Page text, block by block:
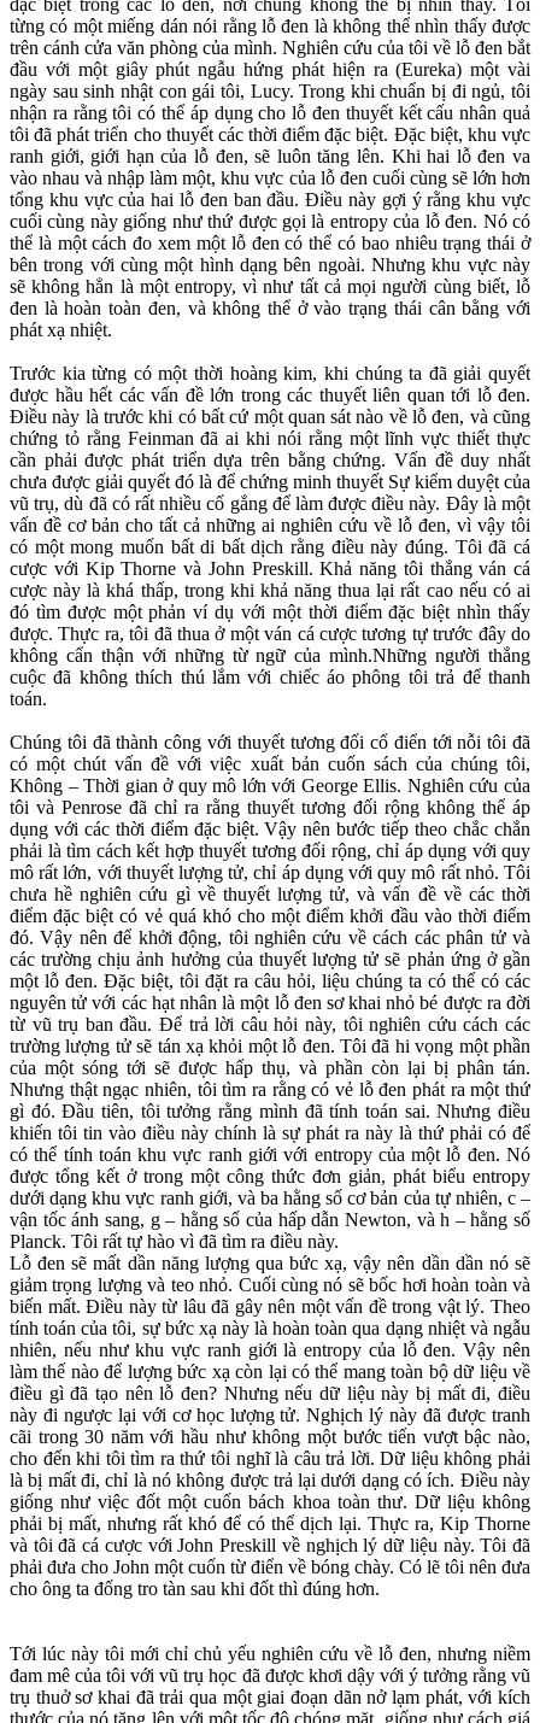
đặc biệt trong các lỗ đen, nơi chúng không thể bị nhìn thấy. Tôi
từng có một miếng dán nói rằng lỗ đen là không thể nhìn thấy được
trên cánh cửa văn phòng của mình. Nghiên cứu của tôi về lỗ đen bắt
đầu với một giây phút ngẫu hứng phát hiện ra (Eureka) một vài
ngày sau sinh nhật con gái tôi, Lucy. Trong khi chuẩn bị đi ngủ, tôi
nhận ra rằng tôi có thể áp dụng cho lỗ đen thuyết kết cấu nhân quả
tôi đã phát triển cho thuyết các thời điểm đặc biệt. Đặc biệt, khu vực
ranh giới, giới hạn của lỗ đen, sẽ luôn tăng lên. Khi hai lỗ đen va
vào nhau và nhập làm một, khu vực của lỗ đen cuối cùng sẽ lớn hơn
tổng khu vực của hai lỗ đen ban đầu. Điều này gợi ý rằng khu vực
cuối cùng này giống như thứ được gọi là entropy của lỗ đen. Nó có
thể là một cách đo xem một lỗ đen có thể có bao nhiêu trạng thái ở
bên trong với cùng một hình dạng bên ngoài. Nhưng khu vực này
sẽ không hẳn là một entropy, vì như tất cả mọi người cùng biết, lỗ
đen là hoàn toàn đen, và không thể ở vào trạng thái cân bằng với
phát xạ nhiệt.
Trước kia từng có một thời hoàng kim, khi chúng ta đã giải quyết
được hầu hết các vấn đề lớn trong các thuyết liên quan tới lỗ đen.
Điều này là trước khi có bất cứ một quan sát nào về lỗ đen, và cũng
chứng tỏ rằng Feinman đã ai khi nói rằng một lĩnh vực thiết thực
cần phải được phát triển dựa trên bằng chứng. Vấn đề duy nhất
chưa được giải quyết đó là để chứng minh thuyết Sự kiểm duyệt của
vũ trụ, dù đã có rất nhiều cố gắng để làm được điều này. Đây là một
vấn đề cơ bản cho tất cả những ai nghiên cứu về lỗ đen, vì vậy tôi
có một mong muốn bất di bất dịch rằng điều này đúng. Tôi đã cá
cược với Kip Thorne và John Preskill. Khả năng tôi thắng ván cá
cược này là khá thấp, trong khi khả năng thua lại rất cao nếu có ai
đó tìm được một phản ví dụ với một thời điểm đặc biệt nhìn thấy
được. Thực ra, tôi đã thua ở một ván cá cược tương tự trước đây do
không cẩn thận với những từ ngữ của mình.Những người thắng
cuộc đã không thích thú lắm với chiếc áo phông tôi trả để thanh
toán.
Chúng tôi đã thành công với thuyết tương đối cổ điển tới nỗi tôi đã
có một chút vấn đề với việc xuất bản cuốn sách của chúng tôi,
Không – Thời gian ở quy mô lớn với George Ellis. Nghiên cứu của
tôi và Penrose đã chỉ ra rằng thuyết tương đối rộng không thể áp
dụng với các thời điểm đặc biệt. Vậy nên bước tiếp theo chắc chắn
phải là tìm cách kết hợp thuyết tương đối rộng, chỉ áp dụng với quy
mô rất lớn, với thuyết lượng tử, chỉ áp dụng với quy mô rất nhỏ. Tôi
chưa hề nghiên cứu gì về thuyết lượng tử, và vấn đề về các thời
điểm đặc biệt có vẻ quá khó cho một điểm khởi đầu vào thời điểm
đó. Vậy nên để khởi động, tôi nghiên cứu về cách các phân tử và
các trường chịu ảnh hưởng của thuyết lượng tử sẽ phản ứng ở gần
một lỗ đen. Đặc biệt, tôi đặt ra câu hỏi, liệu chúng ta có thể có các
nguyên tử với các hạt nhân là một lỗ đen sơ khai nhỏ bé được ra đời
từ vũ trụ ban đầu. Để trả lời câu hỏi này, tôi nghiên cứu cách các
trường lượng tử sẽ tán xạ khỏi một lỗ đen. Tôi đã hi vọng một phần
của một sóng tới sẽ được hấp thụ, và phần còn lại bị phân tán.
Nhưng thật ngạc nhiên, tôi tìm ra rằng có vẻ lỗ đen phát ra một thứ
gì đó. Đầu tiên, tôi tưởng rằng mình đã tính toán sai. Nhưng điều
khiến tôi tin vào điều này chính là sự phát ra này là thứ phải có để
có thể tính toán khu vực ranh giới với entropy của một lỗ đen. Nó
được tổng kết ở trong một công thức đơn giản, phát biểu entropy
dưới dạng khu vực ranh giới, và ba hằng số cơ bản của tự nhiên, c –
vận tốc ánh sang, g – hằng số của hấp dẫn Newton, và h – hằng số
Planck. Tôi rất tự hào vì đã tìm ra điều này.
Lỗ đen sẽ mất dần năng lượng qua bức xạ, vậy nên dần dần nó sẽ
giảm trọng lượng và teo nhỏ. Cuối cùng nó sẽ bốc hơi hoàn toàn và
biến mất. Điều này từ lâu đã gây nên một vấn đề trong vật lý. Theo
tính toán của tôi, sự bức xạ này là hoàn toàn qua dạng nhiệt và ngẫu
nhiên, nếu như khu vực ranh giới là entropy của lỗ đen. Vậy nên
làm thế nào để lượng bức xạ còn lại có thể mang toàn bộ dữ liệu về
điều gì đã tạo nên lỗ đen? Nhưng nếu dữ liệu này bị mất đi, điều
này đi ngược lại với cơ học lượng tử. Nghịch lý này đã được tranh
cãi trong 30 năm với hầu như không một bước tiến vượt bậc nào,
cho đến khi tôi tìm ra thứ tôi nghĩ là câu trả lời. Dữ liệu không phải
là bị mất đi, chỉ là nó không được trả lại dưới dạng có ích. Điều này
giống như việc đốt một cuốn bách khoa toàn thư. Dữ liệu không
phải bị mất, nhưng rất khó để có thể dịch lại. Thực ra, Kip Thorne
và tôi đã cá cược với John Preskill về nghịch lý dữ liệu này. Tôi đã
phải đưa cho John một cuốn từ điển về bóng chày. Có lẽ tôi nên đưa
cho ông ta đống tro tàn sau khi đốt thì đúng hơn.
Tới lúc này tôi mới chỉ chủ yếu nghiên cứu về lỗ đen, nhưng niềm
đam mê của tôi với vũ trụ học đã được khơi dậy với ý tưởng rằng vũ
trụ thuở sơ khai đã trải qua một giai đoạn dãn nở lạm phát, với kích